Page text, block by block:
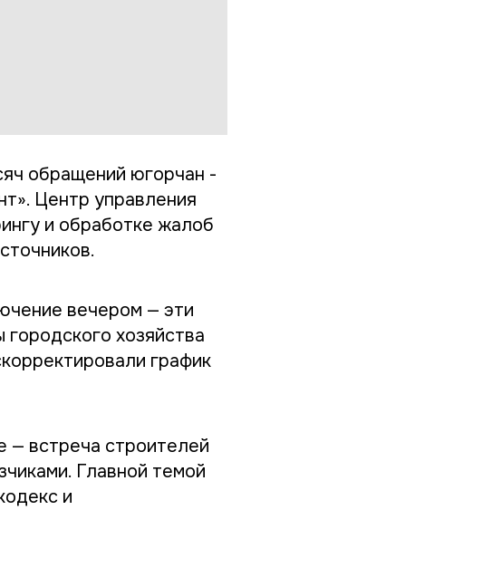
обращений югорчан -
Центр управления
и обработке жалоб
вечером — эти
хозяйства
график
— встреча строителей
Главной темой
и